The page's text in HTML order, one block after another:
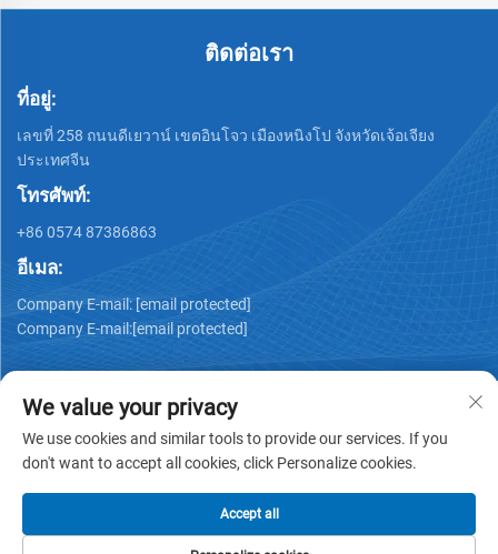
ติดต่อเรา
ที่อยู่:
เลขที่ 258 ถนนดีเยวาน์ เขตอินโจว เมืองหนิงโป จังหวัดเจ้อเจียง
ประเทศจีน
โทรศัพท์:
+86 0574 87386863
อีเมล:
Company E-mail: [email protected]
Company E-mail:[email protected]
นโยบายความเป็นส่วนตัว
We value your privacy
We use cookies and similar tools to provide our services. If you
don't want to accept all cookies, click Personalize cookies.
Accept all